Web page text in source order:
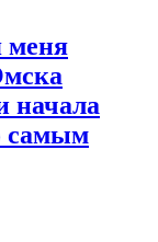
меня
начала
самым